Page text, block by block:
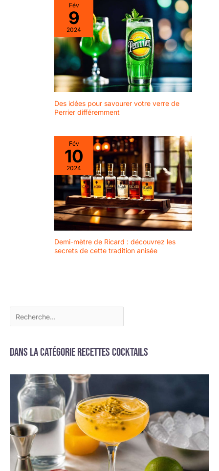
manche ergonomique
offre une manipulation
sûre et un plaisir
harmonieux de
boisson. Détails
techniques : capacité
de 490 ml, lot de 2
verres en cristal sans
plomb, passent au
robustes. La hauteur et
le diamètre
nombreuses boissons.
Fév
9
2024
Des idées pour savourer votre verre de
Perrier différemment
Fév
10
2024
Demi-mètre de Ricard : découvrez les
secrets de cette tradition anisée
Dans la catégorie Recettes cocktails